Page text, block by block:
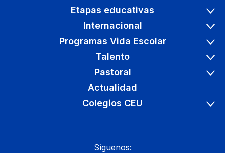
Etapas educativas
Internacional
Programas Vida Escolar
Talento
Pastoral
Actualidad
Colegios CEU
Síguenos: